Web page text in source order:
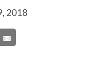
2018